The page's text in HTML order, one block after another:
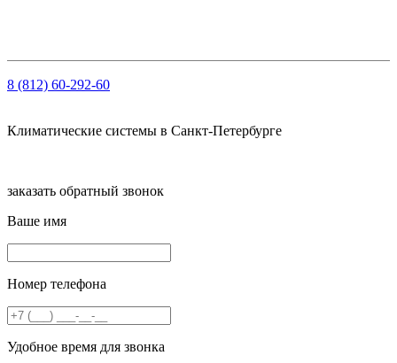
8 (812) 60-292-60
Климатические системы в Санкт-Петербурге
заказать обратный звонок
Ваше имя
Номер телефона
Удобное время для звонка